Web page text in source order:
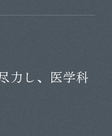
力し、医学科